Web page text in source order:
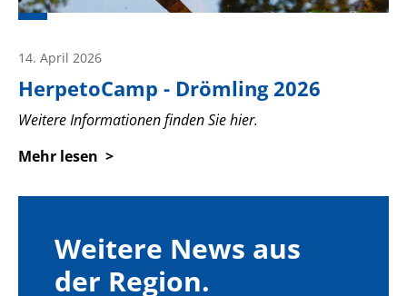
HerpetoCamp - Drömling 2026
14. April 2026
Weitere Informationen finden Sie hier.
Mehr lesen
Weitere News aus
der Region.